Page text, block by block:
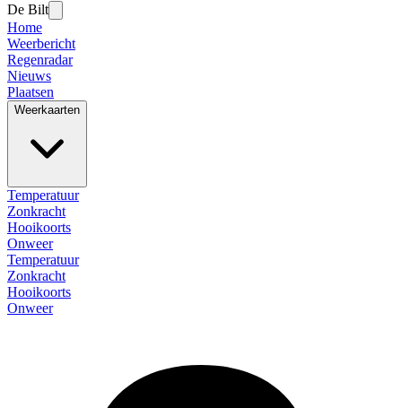
De Bilt
Home
Weerbericht
Regenradar
Nieuws
Plaatsen
Weerkaarten
Temperatuur
Zonkracht
Hooikoorts
Onweer
Temperatuur
Zonkracht
Hooikoorts
Onweer